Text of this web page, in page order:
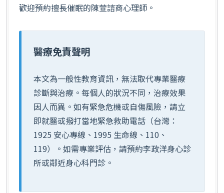
歡迎預約擅長催眠的陳萱諮商心理師。
醫療免責聲明
本文為一般性教育資訊，無法取代專業醫療
診斷與治療。每個人的狀況不同，治療效果
因人而異。如有緊急危機或自傷風險，請立
即就醫或撥打當地緊急救助電話（台灣：
1925 安心專線、1995 生命線、110、
119）。如需專業評估，請預約李政洋身心診
所或鄰近身心科門診。